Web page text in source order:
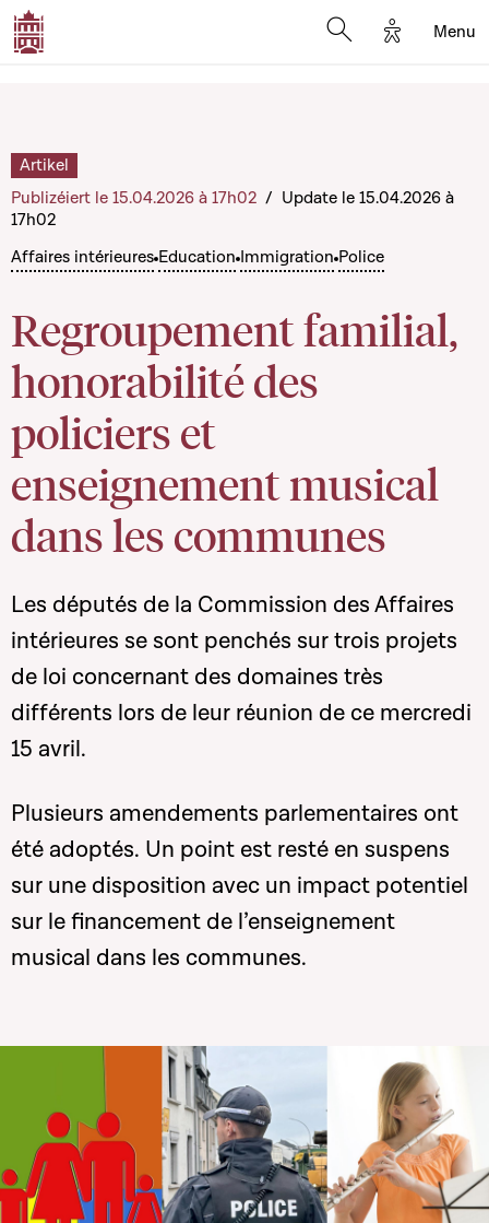
Options
Menu
Affaires intérieures Education Immigration Police
Regroupement familial,
honorabilité des
policiers et
enseignement musical
dans les communes
Artikel
Publizéiert le 15.04.2026 à 17h02 / Update le 15.04.2026 à
17h02
Les députés de la Commission des Affaires
intérieures se sont penchés sur trois projets
de loi concernant des domaines très
différents lors de leur réunion de ce mercredi
15 avril.
Plusieurs amendements parlementaires ont
été adoptés. Un point est resté en suspens
sur une disposition avec un impact potentiel
sur le financement de l’enseignement
musical dans les communes.